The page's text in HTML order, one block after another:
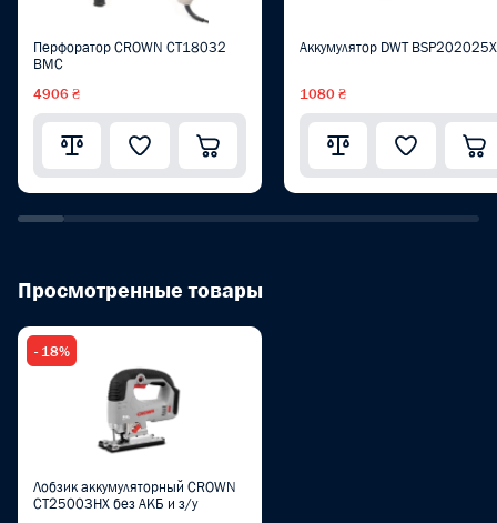
Перфоратор CROWN CT18032
BMC
4906 ₴
Аккумулятор DWT
1080 ₴
Просмотренные товары
- 18%
Лобзик аккумуляторный CROWN
CT25003HX без АКБ и з/у